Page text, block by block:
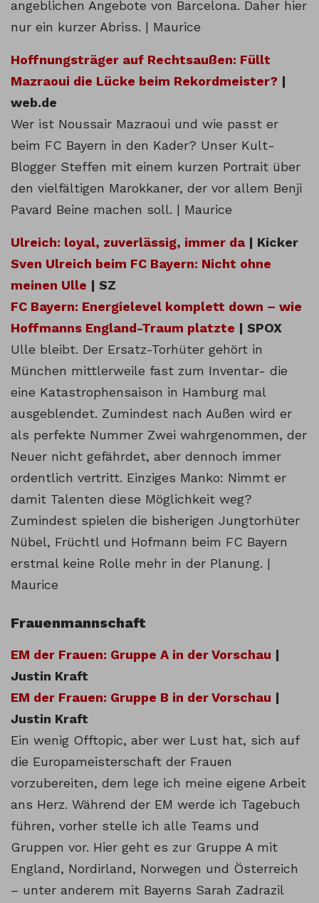
angeblichen Angebote von Barcelona. Daher hier
nur ein kurzer Abriss. | Maurice
Hoffnungsträger auf Rechtsaußen: Füllt
Mazraoui die Lücke beim Rekordmeister? |
web.de
Wer ist Noussair Mazraoui und wie passt er
beim FC Bayern in den Kader? Unser Kult-
Blogger Steffen mit einem kurzen Portrait über
den vielfältigen Marokkaner, der vor allem Benji
Pavard Beine machen soll. | Maurice
Ulreich: loyal, zuverlässig, immer da | Kicker
Sven Ulreich beim FC Bayern: Nicht ohne
meinen Ulle | SZ
FC Bayern: Energielevel komplett down – wie
Hoffmanns England-Traum platzte | SPOX
Ulle bleibt. Der Ersatz-Torhüter gehört in
München mittlerweile fast zum Inventar- die
eine Katastrophensaison in Hamburg mal
ausgeblendet. Zumindest nach Außen wird er
als perfekte Nummer Zwei wahrgenommen, der
Neuer nicht gefährdet, aber dennoch immer
ordentlich vertritt. Einziges Manko: Nimmt er
damit Talenten diese Möglichkeit weg?
Zumindest spielen die bisherigen Jungtorhüter
Nübel, Früchtl und Hofmann beim FC Bayern
erstmal keine Rolle mehr in der Planung. |
Maurice
Frauenmannschaft
EM der Frauen: Gruppe A in der Vorschau |
Justin Kraft
EM der Frauen: Gruppe B in der Vorschau |
Justin Kraft
Ein wenig Offtopic, aber wer Lust hat, sich auf
die Europameisterschaft der Frauen
vorzubereiten, dem lege ich meine eigene Arbeit
ans Herz. Während der EM werde ich Tagebuch
führen, vorher stelle ich alle Teams und
Gruppen vor. Hier geht es zur Gruppe A mit
England, Nordirland, Norwegen und Österreich
– unter anderem mit Bayerns Sarah Zadrazil